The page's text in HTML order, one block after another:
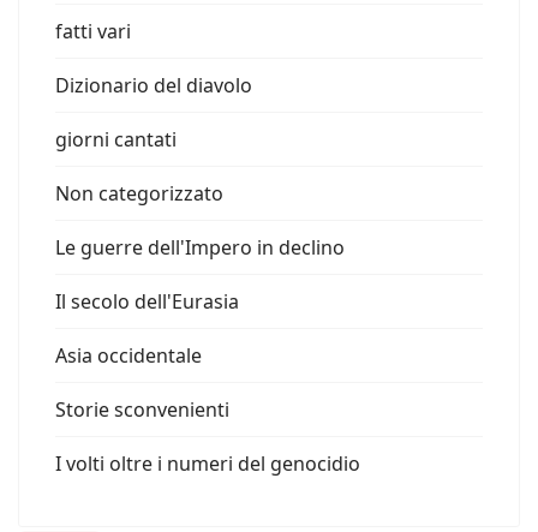
fatti vari
Dizionario del diavolo
giorni cantati
Non categorizzato
Le guerre dell'Impero in declino
Il secolo dell'Eurasia
Asia occidentale
Storie sconvenienti
I volti oltre i numeri del genocidio